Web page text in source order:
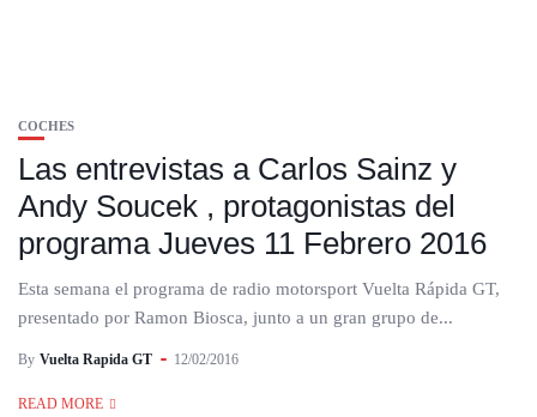
COCHES
Las entrevistas a Carlos Sainz y
Andy Soucek , protagonistas del
programa Jueves 11 Febrero 2016
Esta semana el programa de radio motorsport Vuelta Rápida GT,
presentado por Ramon Biosca, junto a un gran grupo de...
By Vuelta Rapida GT 12/02/2016
READ MORE